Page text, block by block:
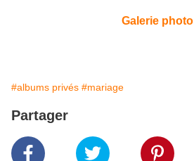
Galerie photo
#albums privés #mariage
Partager